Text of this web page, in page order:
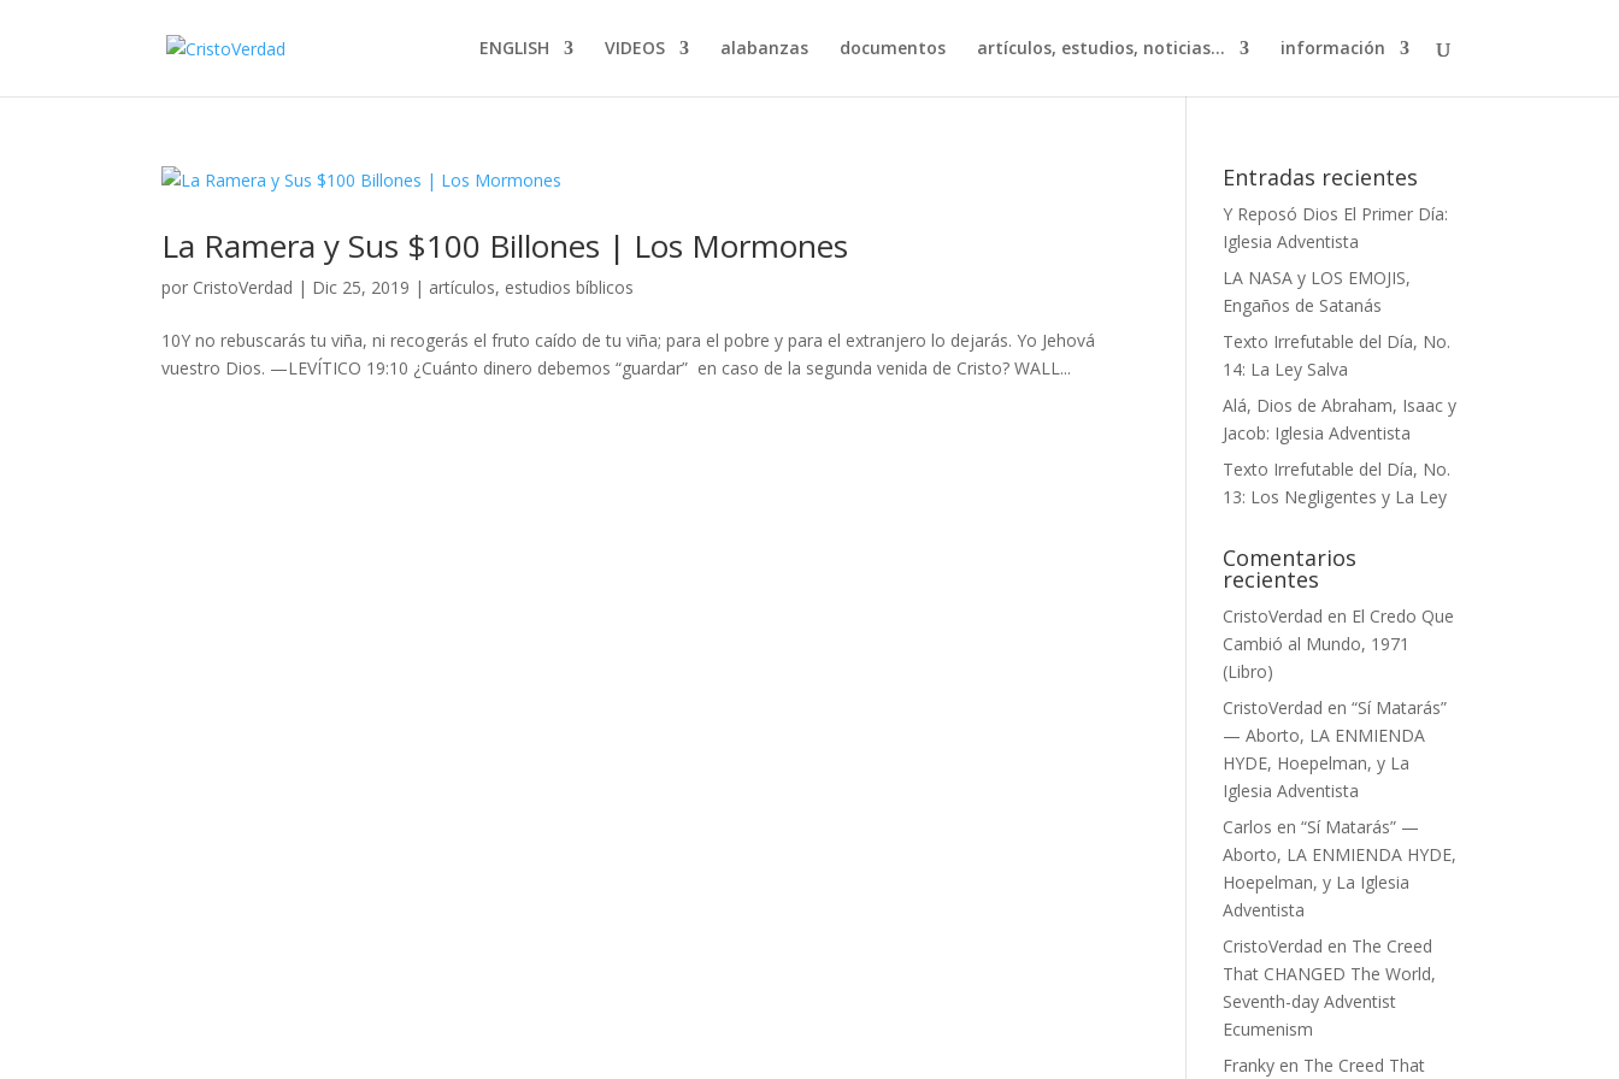
ENGLISH VIDEOS alabanzas documentos artículos, estudios, noticias… información
La Ramera y Sus $100 Billones | Los Mormones
por CristoVerdad | Dic 25, 2019 | artículos, estudios bíblicos
10Y no rebuscarás tu viña, ni recogerás el fruto caído de tu viña; para el pobre y para el extranjero lo dejarás. Yo Jehová
vuestro Dios. —LEVÍTICO 19:10 ¿Cuánto dinero debemos “guardar” en caso de la segunda venida de Cristo? WALL...
Entradas recientes
Y Reposó Dios El Primer Día:
Iglesia Adventista
LA NASA y LOS EMOJIS,
Engaños de Satanás
Texto Irrefutable del Día, No.
14: La Ley Salva
Alá, Dios de Abraham, Isaac y
Jacob: Iglesia Adventista
Texto Irrefutable del Día, No.
13: Los Negligentes y La Ley
Comentarios
recientes
CristoVerdad en El Credo Que
Cambió al Mundo, 1971
(Libro)
CristoVerdad en“Sí Matarás”
— Aborto, LA ENMIENDA
HYDE, Hoepelman, y La
Iglesia Adventista
Carlos en“Sí Matarás” —
Aborto, LA ENMIENDA HYDE,
Hoepelman, y La Iglesia
Adventista
CristoVerdad en The Creed
That CHANGED The World,
Seventh-day Adventist
Ecumenism
Franky en The Creed That